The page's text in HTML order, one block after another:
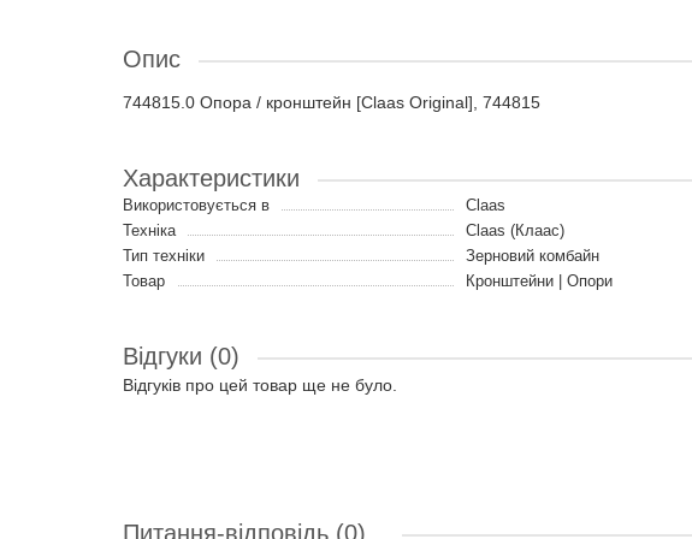
Опис
744815.0 Опора / кронштейн [Claas Original], 744815
Характеристики
Використовується в
Claas
Техніка
Claas (Клаас)
Тип техніки
Зерновий комбайн
Товар
Кронштейни | Опори
Відгуки (0)
Відгуків про цей товар ще не було.
Питання-відповідь (0)